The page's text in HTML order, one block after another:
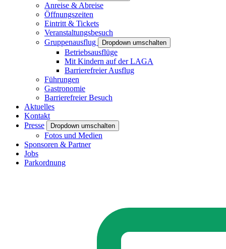
Anreise & Abreise
Öffnungszeiten
Eintritt & Tickets
Veranstaltungsbesuch
Gruppenausflug
Dropdown umschalten
Betriebsausflüge
Mit Kindern auf der LAGA
Barrierefreier Ausflug
Führungen
Gastronomie
Barrierefreier Besuch
Aktuelles
Kontakt
Presse
Dropdown umschalten
Fotos und Medien
Sponsoren & Partner
Jobs
Parkordnung